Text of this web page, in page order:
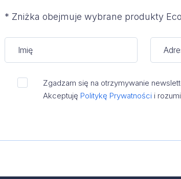
* Zniżka obejmuje wybrane produkty
Zgadzam się na otrzymywanie
Akceptuję Politykę Prywatności i